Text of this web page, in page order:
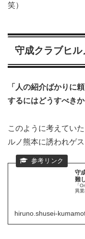
笑）
守成クラブヒ
「人の紹介ばかりに
するにはどうすべきか
このように考えてい
ルノ熊本に誘われゲス
守
難
「
異業
hiruno.shusei-